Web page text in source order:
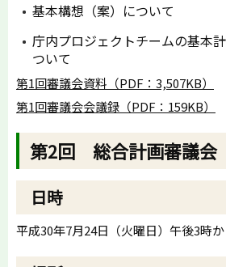
基本構想（案）について
庁内プロジェクトチームの基本
ついて
第1回審議会資料（PDF：3,507KB）
第1回審議会会議録（PDF：159KB）
第2回 総合計画審議会
日時
平成30年7月24日（火曜日）午後3時か